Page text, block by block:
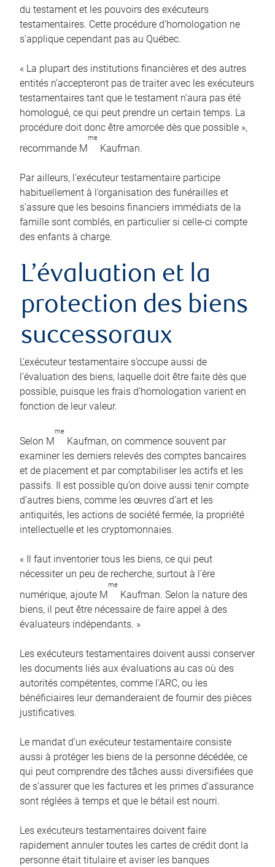
du testament et les pouvoirs des exécuteurs
testamentaires. Cette procédure d’homologation ne
s’applique cependant pas au Québec.
« La plupart des institutions financières et des autres
entités n’accepteront pas de traiter avec les exécuteurs
testamentaires tant que le testament n’aura pas été
homologué, ce qui peut prendre un certain temps. La
procédure doit donc être amorcée dès que possible »,
recommande M
me
Kaufman.
Par ailleurs, l’exécuteur testamentaire participe
habituellement à l’organisation des funérailles et
s’assure que les besoins financiers immédiats de la
famille sont comblés, en particulier si celle-ci compte
des enfants à charge.
L’évaluation et la
protection des biens
successoraux
L’exécuteur testamentaire s’occupe aussi de
l’évaluation des biens, laquelle doit être faite dès que
possible, puisque les frais d’homologation varient en
fonction de leur valeur.
Selon M
me
Kaufman, on commence souvent par
examiner les derniers relevés des comptes bancaires
et de placement et par comptabiliser les actifs et les
passifs. Il est possible qu’on doive aussi tenir compte
d’autres biens, comme les œuvres d’art et les
antiquités, les actions de société fermée, la propriété
intellectuelle et les cryptomonnaies.
« Il faut inventorier tous les biens, ce qui peut
nécessiter un peu de recherche, surtout à l’ère
numérique, ajoute M
me
Kaufman. Selon la nature des
biens, il peut être nécessaire de faire appel à des
évaluateurs indépendants. »
Les exécuteurs testamentaires doivent aussi conserver
les documents liés aux évaluations au cas où des
autorités compétentes, comme l’ARC, ou les
bénéficiaires leur demanderaient de fournir des pièces
justificatives.
Le mandat d’un exécuteur testamentaire consiste
aussi à protéger les biens de la personne décédée, ce
qui peut comprendre des tâches aussi diversifiées que
de s’assurer que les factures et les primes d’assurance
sont réglées à temps et que le bétail est nourri.
Les exécuteurs testamentaires doivent faire
rapidement annuler toutes les cartes de crédit dont la
personne était titulaire et aviser les banques